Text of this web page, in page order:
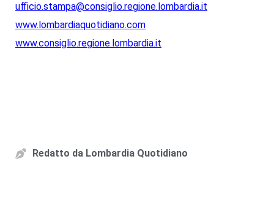
ufficio.stampa@consiglio.regione.lombardia.it
www.lombardiaquotidiano.com
www.consiglio.regione.lombardia.it
Redatto da Lombardia Quotidiano